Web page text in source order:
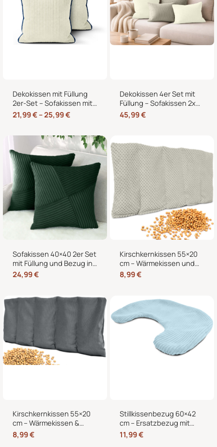
Dekokissen mit Füllung
2er-Set – Sofakissen mit
dekorativer Biese,
formstabil, in 40×40,
21,99€–25,99€
Dekokissen 4er Set mit
Füllung – Sofakissen 2x
50×50 + 2x 35×45 cm –
Zierkissen Couchkissen
45,99€
Sofakissen 40×40 2er Set
mit Füllung und Bezug in
edler Cord-Optik –
Dekokissen für Sofa,
24,99€
Kirschkernkissen 55×20
cm – Wärmekissen und
Kältekissen mit 100%
Kirschkernen, für
Nacken Rücken Bauch
8,99€
Kirschkernkissen 55×20
cm – Wärmekissen &
Kältekissen für
Mikrowelle, Nacken,
8,99€
Stillkissenbezug 60×42
cm – Ersatzbezug mit
Reißverschluss für
Stillmond & Stillhörnchen
11,99€